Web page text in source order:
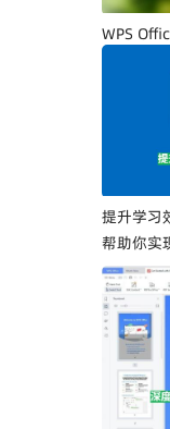
WPS
提升学习
帮助你实